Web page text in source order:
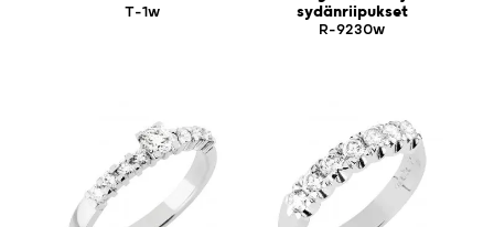
T-1w
sydänriipukset
R-9230w